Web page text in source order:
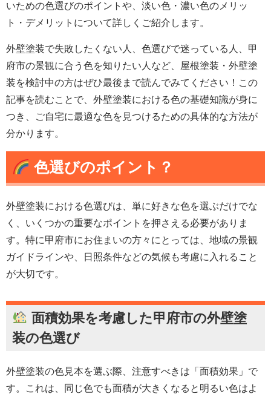
いための色選びのポイントや、淡い色・濃い色のメリッ
ト・デメリットについて詳しくご紹介します。
外壁塗装で失敗したくない人、色選びで迷っている人、甲
府市の景観に合う色を知りたい人など、屋根塗装・外壁塗
装を検討中の方はぜひ最後まで読んでみてください！この
記事を読むことで、外壁塗装における色の基礎知識が身に
つき、ご自宅に最適な色を見つけるための具体的な方法が
分かります。
色選びのポイント？
外壁塗装における色選びは、単に好きな色を選ぶだけでな
く、いくつかの重要なポイントを押さえる必要がありま
す。特に甲府市にお住まいの方々にとっては、地域の景観
ガイドラインや、日照条件などの気候も考慮に入れること
が大切です。
面積効果を考慮した甲府市の外壁塗
装の色選び
外壁塗装の色見本を選ぶ際、注意すべきは「面積効果」で
す。これは、同じ色でも面積が大きくなると明るい色はよ